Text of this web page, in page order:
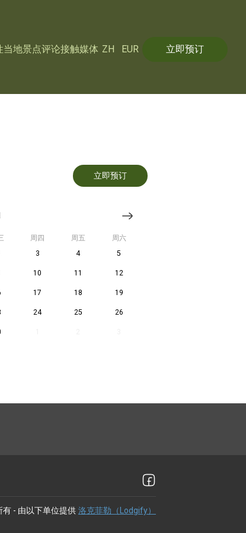
当地景点评论接触媒体 ZH EUR 立即预订
立即预订
周四 周五
周六
3 4 5
10 11 12
17 18 19
24 25 26
有- 由以下单位提供 洛克菲勒（Lodgify）